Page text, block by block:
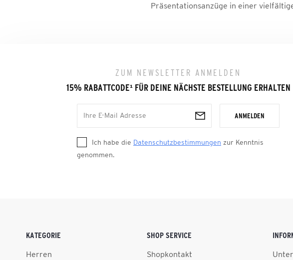
Präsentationsanzüge in einer
ZUM NEWSLETTER ANMELDEN
15% RABATTCODE¹FÜR DEINE NÄCHSTE BESTELLUNG ERHALTEN
ANMELDEN
Ich habe die Datenschutzbestimmungen zur Kenntnis
genommen.
KATEGORIE
Herren
SHOP SERVICE
Shopkontakt